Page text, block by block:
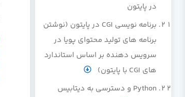
در پایتون
برنامه نویسی CGI در پایتون (نوشتن
برنامه های تولید محتوای پویا در
سرویس دهنده بر اساس استاندارد
های CGI با پایتون)
Python و دسترسی به دیتابیس